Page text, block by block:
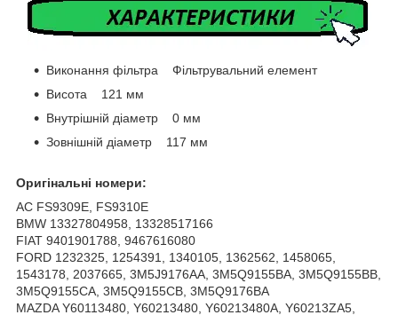
Виконання фільтра Фільтрувальний елемент
Висота 121 мм
Внутрішній діаметр 0 мм
Зовнішній діаметр 117 мм
Оригінальні номери:
AC FS9309E, FS9310E
BMW 13327804958, 13328517166
FIAT 9401901788, 9467616080
FORD 1232325, 1254391, 1340105, 1362562, 1458065,
1543178, 2037665, 3M5J9176AA, 3M5Q9155BA, 3M5Q9155BB,
3M5Q9155CA, 3M5Q9155CB, 3M5Q9176BA
MAZDA Y60113480, Y60213480, Y60213480A, Y60213ZA5,